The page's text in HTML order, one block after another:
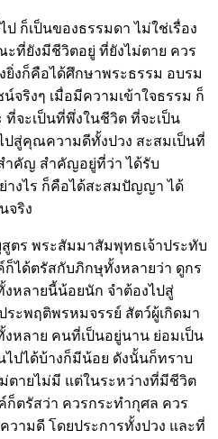
ป ก็เป็นของธรรมดา ไม่ใช่เรื่อง
ที่ยังมีชีวิตอยู่ ที่ยังไม่ตาย ควร
ยิ่งก็คือได้ศึกษาพระธรรม อบรม
ริงๆ เมื่อมีความเข้าใจธรรม ก็
จะเป็นที่พึ่งในชีวิต ที่จะเป็น
ปสู่คุณความดีทั้งปวง สะสมเป็นที่
ำคัญ สำคัญอยู่ที่ว่า ได้รับ
างไร ก็คือได้สะสมปัญญา ได้
จริง
ตร พระสัมมาสัมพุทธเจ้าประทับ
ก็ได้ตรัสกับภิกษุทั้งหลายว่า ดูกร
หลายนี้น้อยนัก จำต้องไปสู่
ะพฤติพรหมจรรย์ สัตว์ผู้เกิดมา
หลาย คนที่เป็นอยู่นาน ย่อมเป็น
ไปได้บ้างก็มีน้อย ดังนั้นก็ทราบ
ตายไม่มี แต่ในระหว่างที่มีชีวิต
ก็ตรัสว่า ควรกระทำกุศล ควร
ามดี โดยประการทั้งปวง และที่